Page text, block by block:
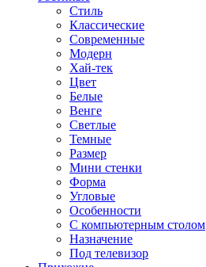
Стиль
Классические
Современные
Модерн
Хай-тек
Цвет
Белые
Венге
Светлые
Темные
Размер
Мини стенки
Форма
Угловые
Особенности
С компьютерным столом
Назначение
Под телевизор